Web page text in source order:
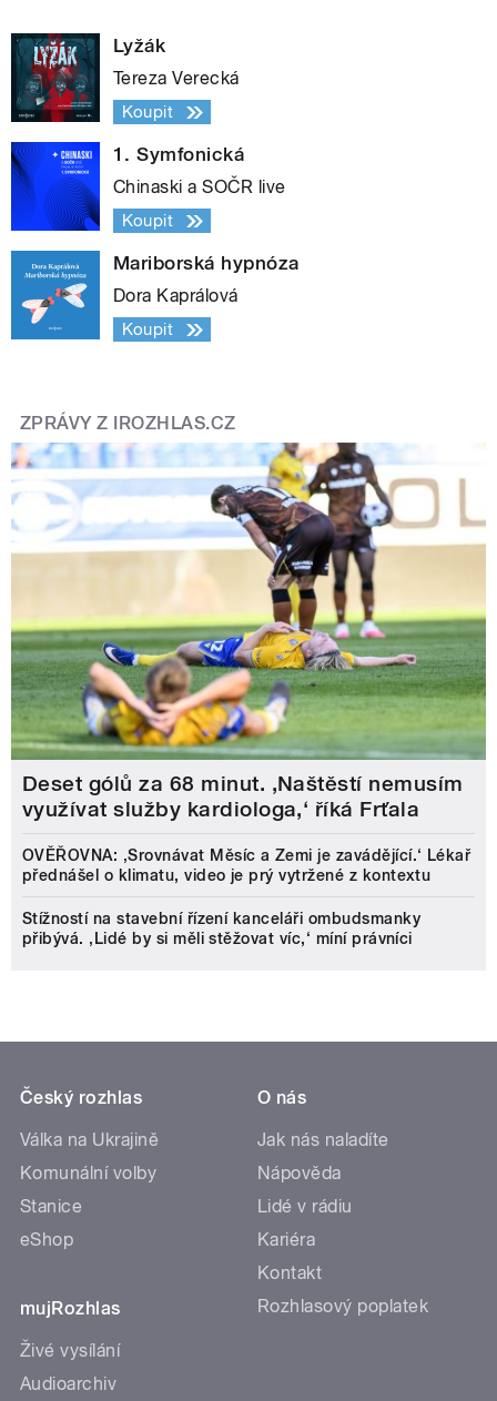
Lyžák
Tereza Verecká
Koupit
1. Symfonická
Chinaski a SOČR live
Koupit
Mariborská hypnóza
Dora Kaprálová
Koupit
ZPRÁVY Z IROZHLAS.CZ
Deset gólů za 68 minut. ,Naštěstí nemusím
využívat služby kardiologa,‘ říká Frťala
OVĚŘOVNA: ‚Srovnávat Měsíc a Zemi je zavádějící.‘ Lékař
přednášel o klimatu, video je prý vytržené z kontextu
Stížností na stavební řízení kanceláři ombudsmanky
přibývá. ‚Lidé by si měli stěžovat víc,‘ míní právníci
Český rozhlas
Válka na Ukrajině
Komunální volby
Stanice
eShop
mujRozhlas
Živé vysílání
Audioarchiv
O nás
Jak nás naladíte
Nápověda
Lidé v rádiu
Kariéra
Kontakt
Rozhlasový poplatek